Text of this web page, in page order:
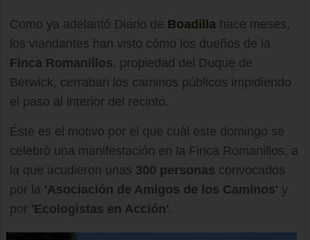
Como ya adelantó Diario de Boadilla hace meses,
los viandantes han visto cómo los dueños de la
Finca Romanillos, propiedad del Duque de
Berwick, cerraban los caminos públicos impidiendo
el paso al interior del recinto.
Éste es el motivo por el que cuál este domingo se
celebró una manifestación en la Finca Romanillos, a
la que acudieron unas 300 personas convocados
por la 'Asociación de Amigos de los Caminos' y
por 'Ecologistas en Acción'.